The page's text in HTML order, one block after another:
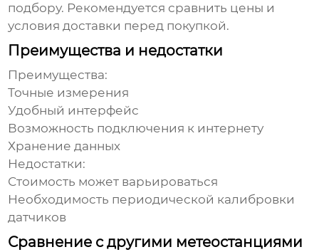
подбору. Рекомендуется сравнить цены и
условия доставки перед покупкой.
Преимущества и недостатки
Преимущества:
Точные измерения
Удобный интерфейс
Возможность подключения к интернету
Хранение данных
Недостатки:
Стоимость может варьироваться
Необходимость периодической калибровки
датчиков
Сравнение с другими метеостанциями